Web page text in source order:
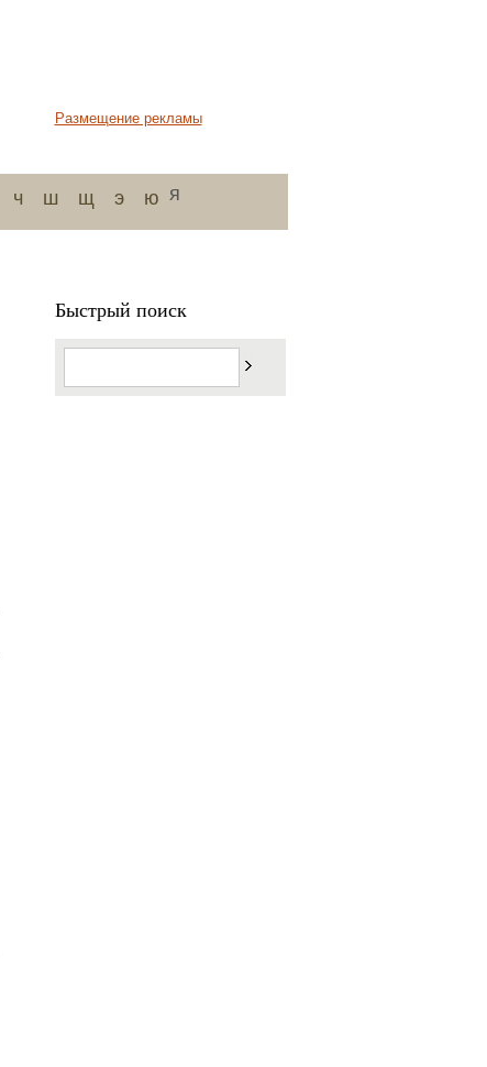
Размещение рекламы
ч ш щ э ю я
Быстрый поиск